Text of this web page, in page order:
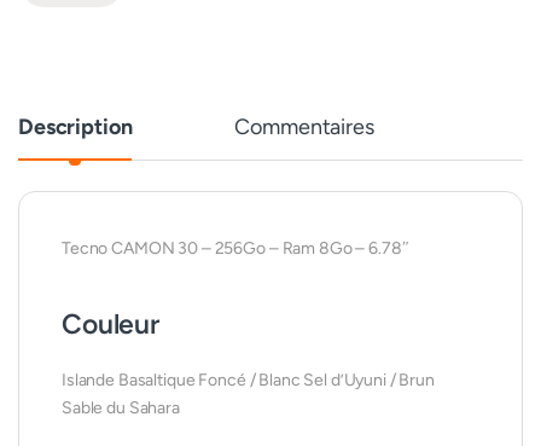
Description Commentaires
Tecno CAMON 30 – 256Go – Ram 8Go – 6.78″
Couleur
Islande Basaltique Foncé / Blanc Sel d’Uyuni / Brun
Sable du Sahara